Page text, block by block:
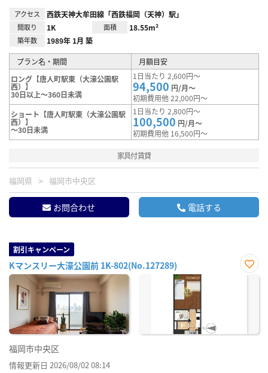
アクセス 西鉄天神大牟田線「西鉄福岡（天神）駅」
間取り 1K 面積 18.55m²
築年数 1989年 1月 築
プラン名・期間
月額目安
ロング【唐人町駅東（大濠公園駅
西）】
30日以上～360日未満
1日当たり 2,600円～
94,500 円/月～
初期費用他 22,000円～
ショート【唐人町駅東（大濠公園駅
西）】
～30日未満
1日当たり 2,800円～
100,500 円/月～
初期費用他 16,500円～
家具付賃貸
福岡県 福岡市中央区
お問合わせ 電話する
割引キャンペーン
Kマンスリー大濠公園前 1K-802(No.127289)
お気
福岡市中央区
情報更新日 2026/08/02 08:14